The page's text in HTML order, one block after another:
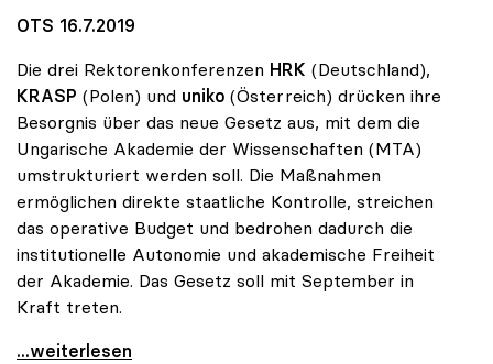
OTS 16.7.2019
Die drei Rektorenkonferenzen HRK (Deutschland),
KRASP (Polen) und uniko (Österreich) drücken ihre
Besorgnis über das neue Gesetz aus, mit dem die
Ungarische Akademie der Wissenschaften (MTA)
umstrukturiert werden soll. Die Maßnahmen
ermöglichen direkte staatliche Kontrolle, streichen
das operative Budget und bedrohen dadurch die
institutionelle Autonomie und akademische Freiheit
der Akademie. Das Gesetz soll mit September in
Kraft treten.
Dringender Rektorenappell an Ungarns Regierung
...weiterlesen